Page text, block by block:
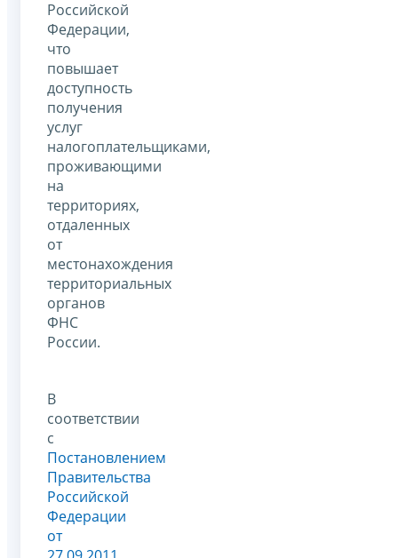
Российской
Федерации,
что
повышает
доступность
получения
услуг
налогоплательщиками,
проживающими
на
территориях,
отдаленных
от
местонахождения
территориальных
органов
ФНС
России.
В
соответствии
с
Постановлением
Правительства
Российской
Федерации
от